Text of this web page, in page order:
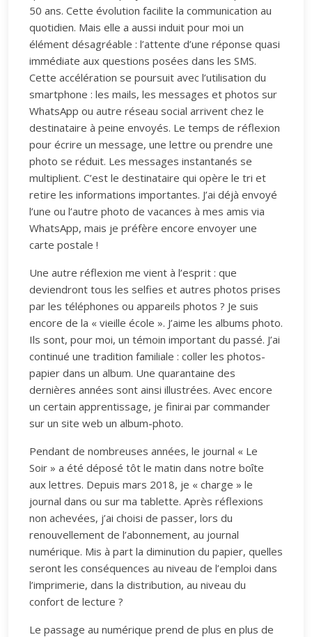
50 ans. Cette évolution facilite la communication au
quotidien. Mais elle a aussi induit pour moi un
élément désagréable : l’attente d’une réponse quasi
immédiate aux questions posées dans les SMS.
Cette accélération se poursuit avec l’utilisation du
smartphone : les mails, les messages et photos sur
WhatsApp ou autre réseau social arrivent chez le
destinataire à peine envoyés. Le temps de réflexion
pour écrire un message, une lettre ou prendre une
photo se réduit. Les messages instantanés se
multiplient. C’est le destinataire qui opère le tri et
retire les informations importantes. J’ai déjà envoyé
l’une ou l’autre photo de vacances à mes amis via
WhatsApp, mais je préfère encore envoyer une
carte postale !
Une autre réflexion me vient à l’esprit : que
deviendront tous les selfies et autres photos prises
par les téléphones ou appareils photos ? Je suis
encore de la « vieille école ». J’aime les albums photo.
Ils sont, pour moi, un témoin important du passé. J’ai
continué une tradition familiale : coller les photos-
papier dans un album. Une quarantaine des
dernières années sont ainsi illustrées. Avec encore
un certain apprentissage, je finirai par commander
sur un site web un album-photo.
Pendant de nombreuses années, le journal « Le
Soir » a été déposé tôt le matin dans notre boîte
aux lettres. Depuis mars 2018, je « charge » le
journal dans ou sur ma tablette. Après réflexions
non achevées, j’ai choisi de passer, lors du
renouvellement de l’abonnement, au journal
numérique. Mis à part la diminution du papier, quelles
seront les conséquences au niveau de l’emploi dans
l’imprimerie, dans la distribution, au niveau du
confort de lecture ?
Le passage au numérique prend de plus en plus de